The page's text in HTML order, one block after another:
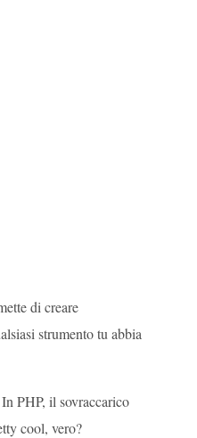
di creare
strumento tu abbia
PHP, il sovraccarico
cool, vero?